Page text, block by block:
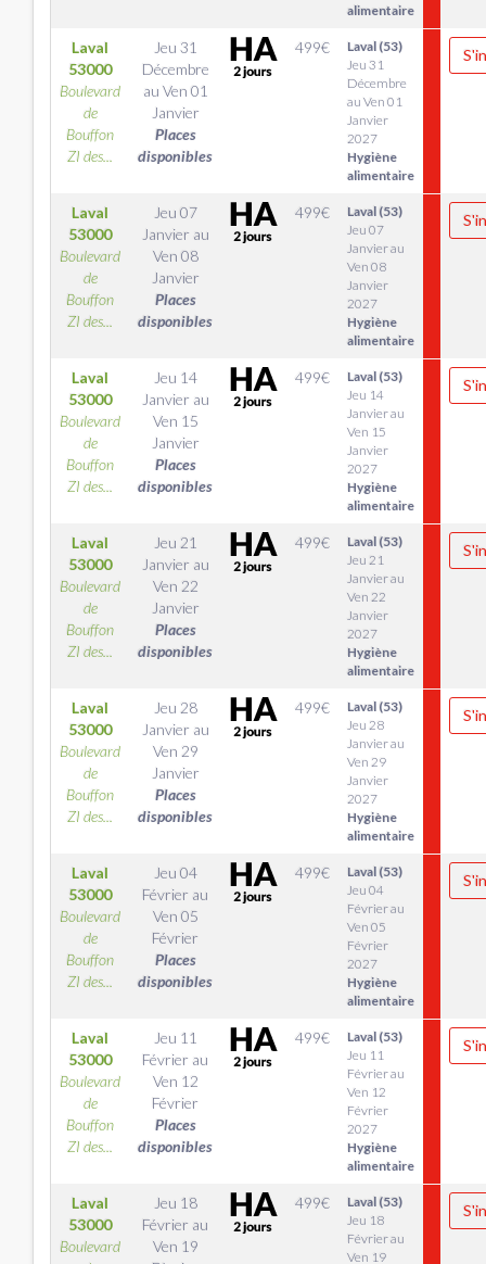
alimentaire
Laval
53000
Boulevard
de
Bouffon
ZI des...
Jeu 31
Décembre
au Ven 01
Janvier
Places
disponibles
499€
Laval (53)
Jeu 31
Décembre
au Ven 01
Janvier
2027
Hygiène
alimentaire
Laval
53000
Boulevard
de
Bouffon
ZI des...
Jeu 07
Janvier au
Ven 08
Janvier
Places
disponibles
499€
Laval (53)
Jeu 07
Janvier au
Ven 08
Janvier
2027
Hygiène
alimentaire
Laval
53000
Boulevard
de
Bouffon
ZI des...
Jeu 14
Janvier au
Ven 15
Janvier
Places
disponibles
499€
Laval (53)
Jeu 14
Janvier au
Ven 15
Janvier
2027
Hygiène
alimentaire
Laval
53000
Boulevard
de
Bouffon
ZI des...
Jeu 21
Janvier au
Ven 22
Janvier
Places
disponibles
499€
Laval (53)
Jeu 21
Janvier au
Ven 22
Janvier
2027
Hygiène
alimentaire
Laval
53000
Boulevard
de
Bouffon
ZI des...
Jeu 28
Janvier au
Ven 29
Janvier
Places
disponibles
499€
Laval (53)
Jeu 28
Janvier au
Ven 29
Janvier
2027
Hygiène
alimentaire
Laval
53000
Boulevard
de
Bouffon
ZI des...
Jeu 04
Février au
Ven 05
Février
Places
disponibles
499€
Laval (53)
Jeu 04
Février au
Ven 05
Février
2027
Hygiène
alimentaire
Laval
53000
Boulevard
de
Bouffon
ZI des...
Jeu 11
Février au
Ven 12
Février
Places
disponibles
499€
Laval (53)
Jeu 11
Février au
Ven 12
Février
2027
Hygiène
alimentaire
Laval
53000
Boulevard
Jeu 18
Février au
Ven 19
499€
Laval (53)
Jeu 18
Février au
Ven 19